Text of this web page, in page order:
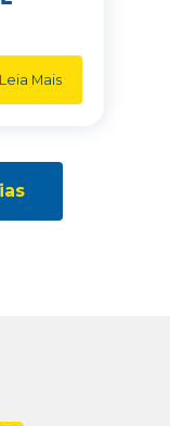
Leia Mais